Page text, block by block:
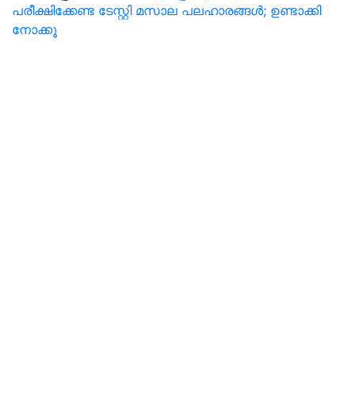
പരീക്ഷിക്കേണ്ട ടേസ്റ്റി മസാല പലഹാരങ്ങൾ; ഉണ്ടാക്കി
നോക്കൂ